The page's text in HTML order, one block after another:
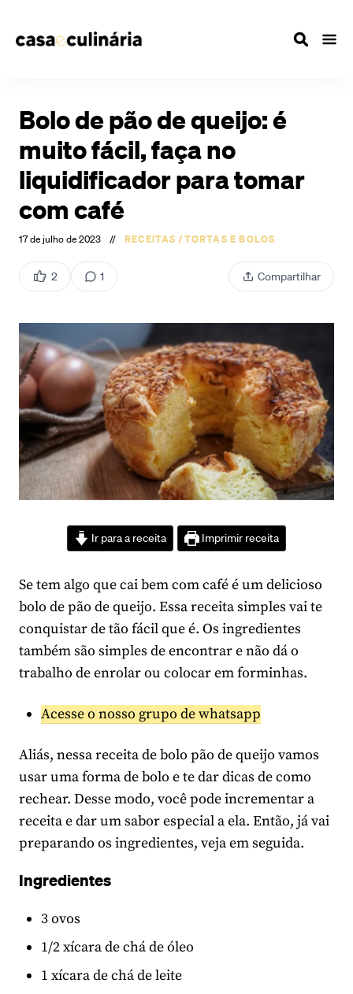
Bolo de pão de queijo: é
muito fácil, faça no
liquidificador para tomar
com café
17 de julho de 2023 // RECEITAS /TORTAS E BOLOS
2 1 Compartilhar
Ir para a receita Imprimir receita
Se tem algo que cai bem com café é um delicioso
bolo de pão de queijo. Essa receita simples vai te
conquistar de tão fácil que é. Os ingredientes
também são simples de encontrar e não dá o
trabalho de enrolar ou colocar em forminhas.
Acesse o nosso grupo de whatsapp
Aliás, nessa receita de bolo pão de queijo vamos
usar uma forma de bolo e te dar dicas de como
rechear. Desse modo, você pode incrementar a
receita e dar um sabor especial a ela. Então, já vai
preparando os ingredientes, veja em seguida.
Ingredientes
3 ovos
1/2 xícara de chá de óleo
1 xícara de chá de leite